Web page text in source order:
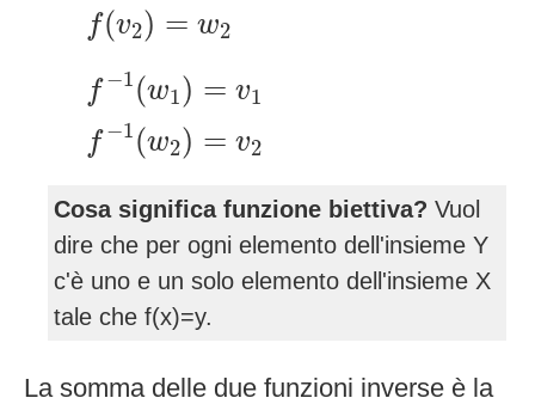
f(v2) = w2
f −1(w1) = v1
f −1(w2) = v2
f−1 w
Cosa significa funzione biettiva? Vuol
dire che per ogni elemento dell'insieme Y
c'è uno e un solo elemento dell'insieme X
tale che f(x)=y.
La somma delle due funzioni inverse è la